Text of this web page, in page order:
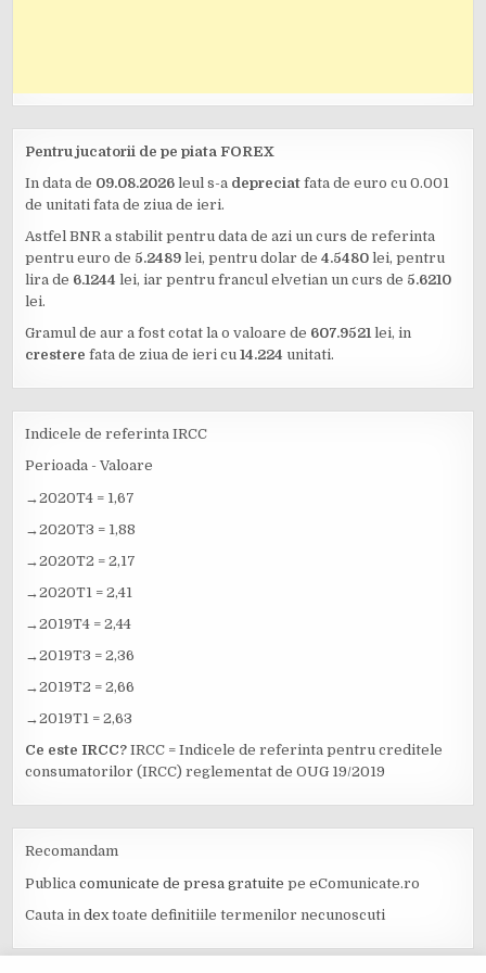
Pentru jucatorii de pe piata FOREX
In data de 09.08.2026 leul s-a depreciat fata de euro cu 0.001
de unitati fata de ziua de ieri.
Astfel BNR a stabilit pentru data de azi un curs de referinta
pentru euro de 5.2489 lei, pentru dolar de4.5480 lei, pentru
lira de 6.1244 lei, iar pentru francul elvetian un curs de 5.6210
lei.
Gramul de aur a fost cotat la o valoare de 607.9521 lei, in
crestere fata de ziua de ieri cu14.224 unitati.
Indicele de referinta IRCC
Perioada - Valoare
→2020T4 = 1,67
→2020T3 = 1,88
→2020T2 = 2,17
→2020T1 = 2,41
→2019T4 = 2,44
→2019T3 = 2,36
→2019T2 = 2,66
→2019T1 = 2,63
Ce este IRCC? IRCC = Indicele de referinta pentru creditele
consumatorilor (IRCC) reglementat de OUG 19/2019
Recomandam
Publicacomunicate de presa gratuite pe eComunicate.ro
Cauta index toate definitiile termenilor necunoscuti